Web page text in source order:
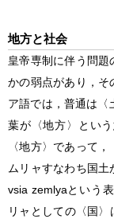
地方と社会
皇帝専制に伴う問
かの弱点があり，そ
ア語では，普通は〈
葉が〈地方〉とい
〈地方〉であって
ムリャすなわち国
vsia zemlyaという
リャとしての〈国